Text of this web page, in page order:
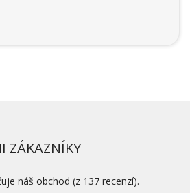
ZÁKAZNÍKY
náš obchod (z 137 recenzí).